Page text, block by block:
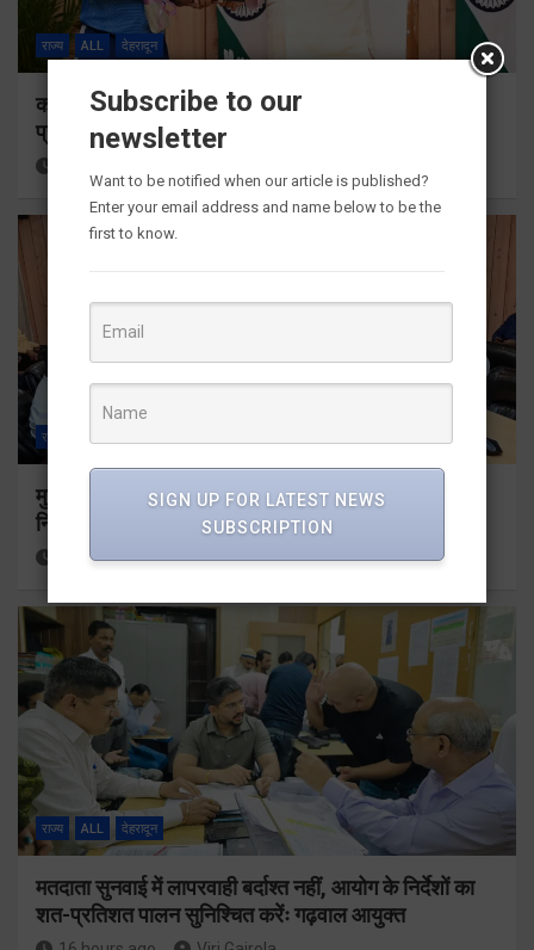
राज्य ALL देहरादून
कॉमनवेल्थ गेम्स 2026 के उत्तराखंड के पदक विजेताओं और
प्रशिक्षकों को मुख्यमंत्री धामी ने किया सम्मानित
राज्य
मुख्यमंत्री धामी ने उत्तराखंड क्रीड़ा विश्वविद्यालय गौलापार के
निर्माण कार्यों की समीक्षा की
15 hours ago Viri Gairola
राज्य ALL देहरादून
मतदाता सुनवाई में लापरवाही बर्दाश्त नहीं, आयोग के निर्देशों का
शत-प्रतिशत पालन सुनिश्चित करेंः गढ़वाल आयुक्त
Subscribe to our
newsletter
Want to be notified when our article is published?
Enter your email address and name below to be the
first to know.
SIGN UP FOR LATEST NEWS
SUBSCRIPTION